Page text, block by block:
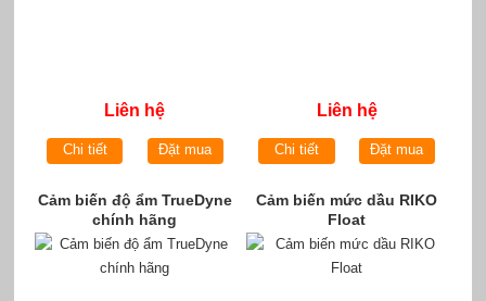
Liên hệ
Chi tiết Đặt mua
Liên hệ
Chi tiết Đặt mua
Cảm biến độ ẩm TrueDyne
chính hãng
Cảm biến mức dầu RIKO
Float